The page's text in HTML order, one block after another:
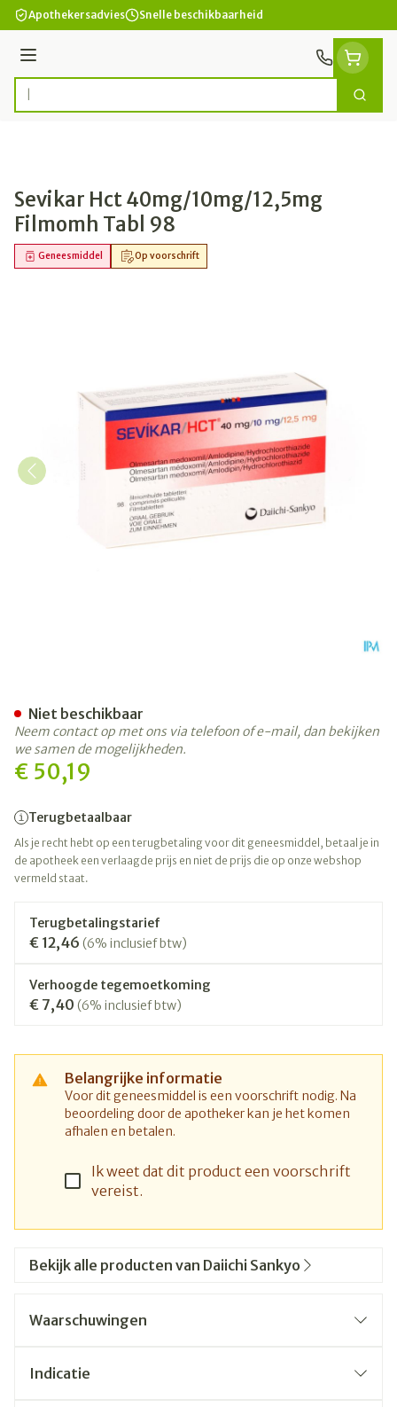
Ga naar de inhoud
Apothekersadvies Snelle beschikbaarheid
Menu
Product, merk, categorie... Zoek
Sevikar Hct 40mg/10mg/12,5mg
Filmomh Tabl 98
Op voorschrift
Geneesmiddel
€ 50,19
Terugbetaalbaar
Als je recht hebt op een terugbetaling voor dit geneesmiddel, betaal je in
de apotheek een verlaagde prijs en niet de prijs die op onze webshop
vermeld staat.
Terugbetalingstarief
€ 12,46 (6% inclusief btw)
Verhoogde tegemoetkoming
€ 7,40 (6% inclusief btw)
Belangrijke informatie
Voor dit geneesmiddel is een voorschrift nodig. Na
beoordeling door de apotheker kan je het komen
afhalen en betalen.
Ik weet dat dit product een voorschrift
vereist.
Niet beschikbaar
Neem contact op met ons via telefoon of e-mail, dan bekijken
we samen de mogelijkheden.
Bekijk alle producten van Daiichi Sankyo
Waarschuwingen
Indicatie